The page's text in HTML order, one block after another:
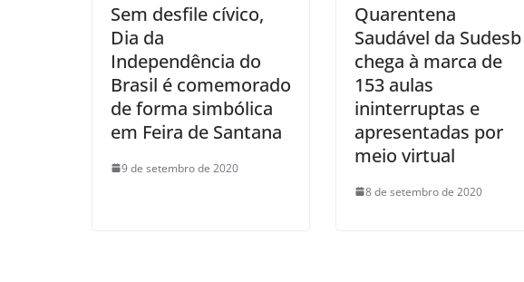
Sem desfile cívico,
Dia da
Independência do
Brasil é comemorado
de forma simbólica
em Feira de Santana
9 de setembro de 2020
Quarentena
Saudável da Sudesb
chega à marca de
153 aulas
ininterruptas e
apresentadas por
meio virtual
8 de setembro de 2020